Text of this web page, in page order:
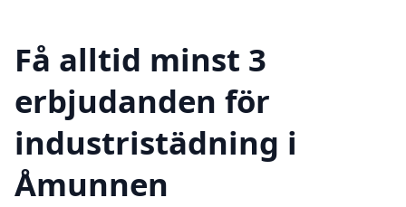
Få alltid minst 3
erbjudanden för
industristädning i
Åmunnen